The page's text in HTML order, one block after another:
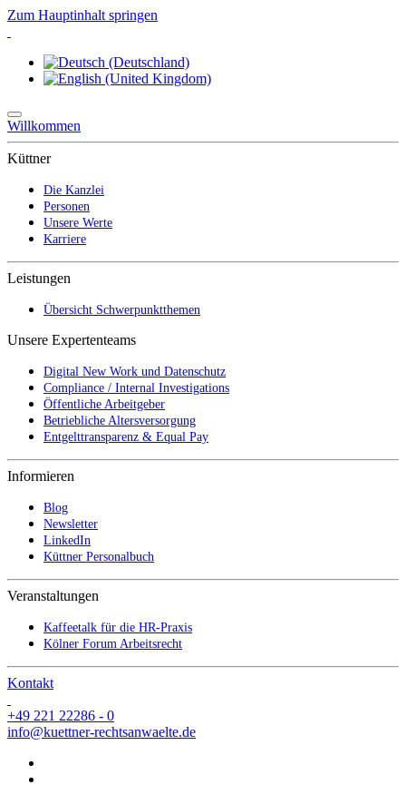
Zum Hauptinhalt springen
Willkommen
Küttner
Die Kanzlei
Personen
Unsere Werte
Karriere
Leistungen
Übersicht Schwerpunktthemen
Unsere Expertenteams
Digital New Work und Datenschutz
Compliance / Internal Investigations
Öffentliche Arbeitgeber
Betriebliche Altersversorgung
Entgelttransparenz & Equal Pay
Informieren
Blog
Newsletter
LinkedIn
Küttner Personalbuch
Veranstaltungen
Kaffeetalk für die HR-Praxis
Kölner Forum Arbeitsrecht
Kontakt
+49 221 22286 - 0
info@kuettner-rechtsanwaelte.de